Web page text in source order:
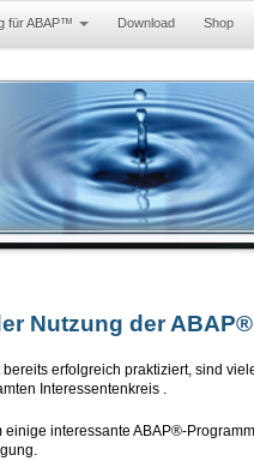
für ABAP™ Download Shop
Nutzung der
erfolgreich praktiziert, sind
Interessentenkreis .
einige interessante ABAP®-